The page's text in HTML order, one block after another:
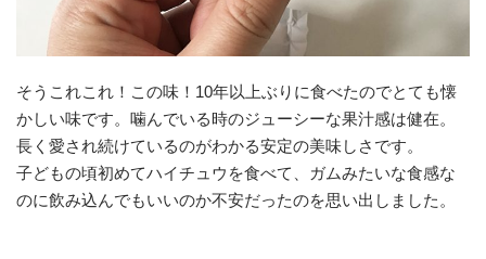
そうこれこれ！この味！10年以上ぶりに食べたのでとても懐
かしい味です。噛んでいる時のジューシーな果汁感は健在。
長く愛され続けているのがわかる安定の美味しさです。
子どもの頃初めてハイチュウを食べて、ガムみたいな食感な
のに飲み込んでもいいのか不安だったのを思い出しました。